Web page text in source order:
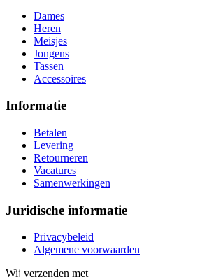
Dames
Heren
Meisjes
Jongens
Tassen
Accessoires
Informatie
Betalen
Levering
Retourneren
Vacatures
Samenwerkingen
Juridische informatie
Privacybeleid
Algemene voorwaarden
Wij verzenden met